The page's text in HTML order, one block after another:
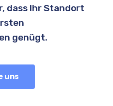
dass Ihr Standort
genügt.
uns